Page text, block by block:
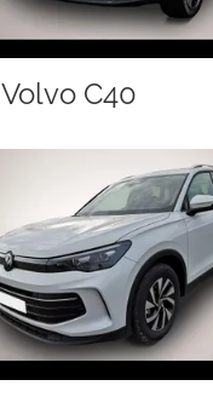
Volvo C40